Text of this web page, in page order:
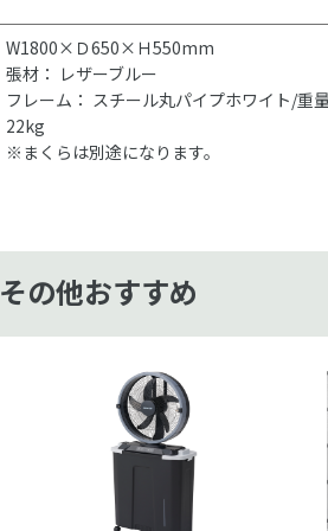
W1800×Ｄ650×Ｈ550mm
張材： レザーブルー
フレーム： スチール丸パイプホワイト/重
22kg
※まくらは別途になります。
その他おすすめ